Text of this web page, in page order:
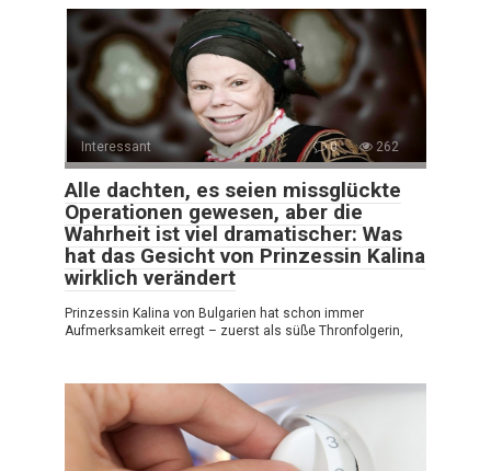
Interessant 0 262
Alle dachten, es seien missglückte
Operationen gewesen, aber die
Wahrheit ist viel dramatischer: Was
hat das Gesicht von Prinzessin Kalina
wirklich verändert
Prinzessin Kalina von Bulgarien hat schon immer
Aufmerksamkeit erregt – zuerst als süße Thronfolgerin,